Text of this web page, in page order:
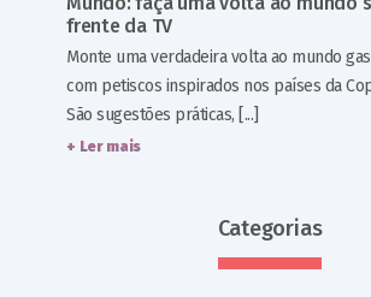
frente da TV
Monte uma verdadeira volta ao mundo
com petiscos inspirados nos países da
São sugestões práticas, [...]
+ Ler mais
Categorias